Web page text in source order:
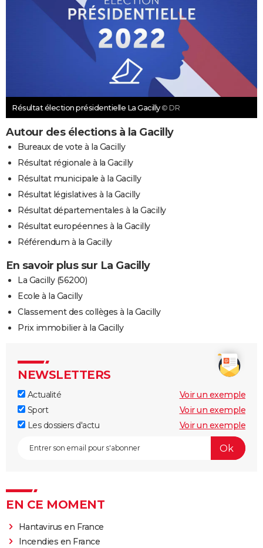
Résultat élection présidentielle La Gacilly © DR
Autour des élections à la Gacilly
Bureaux de vote à la Gacilly
Résultat régionale à la Gacilly
Résultat municipale à la Gacilly
Résultat législatives à la Gacilly
Résultat départementales à la Gacilly
Résultat européennes à la Gacilly
Référendum à la Gacilly
En savoir plus sur La Gacilly
La Gacilly (56200)
Ecole à la Gacilly
Classement des collèges à la Gacilly
Prix immobilier à la Gacilly
NEWSLETTERS
Actualité
Voir un exemple
Sport
Voir un exemple
Les dossiers d'actu
Voir un exemple
EN CE MOMENT
Hantavirus en France
Incendies en France